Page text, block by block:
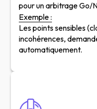
pour un arbitrage Go/
Exemple :
Les points sensibles
incohérences,
automatiquement.